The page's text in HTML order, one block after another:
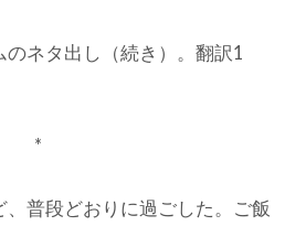
ネタ出し（続き）。翻訳1
*
普段どおりに過ごした。ご飯